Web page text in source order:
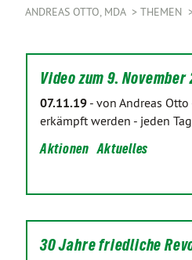
ANDREAS OTTO, MDA THEMEN
Video zum 9. November
07.11.19 - von Andreas Otto
erkämpft werden - jeden
Aktionen Aktuelles
30 Jahre friedliche